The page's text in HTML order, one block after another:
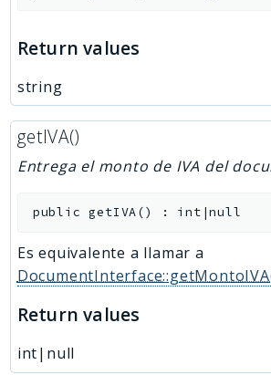
Return values
string
getIVA()
Entrega el monto de IVA del
public getIVA() : int|null
Es equivalente a llamar a
Return values
int|null